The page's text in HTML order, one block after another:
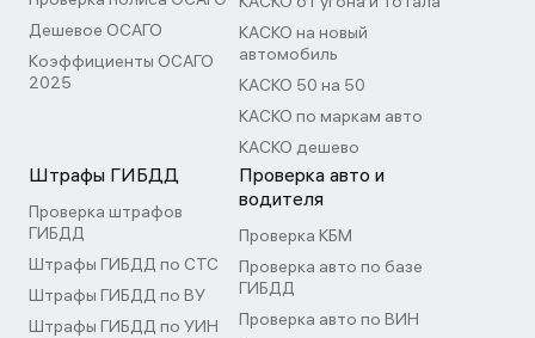
Дешевое ОСАГО
Коэффициенты ОСАГО
2025
КАСКО на новый
автомобиль
КАСКО 50 на 50
КАСКО по маркам авто
КАСКО дешево
Штрафы ГИБДД
Проверка штрафов
ГИБДД
Штрафы ГИБДД по СТС
Штрафы ГИБДД по ВУ
Штрафы ГИБДД по УИН
Проверка авто и
водителя
Проверка КБМ
Проверка авто по базе
ГИБДД
Проверка авто по ВИН